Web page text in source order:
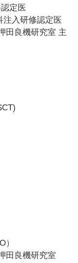
定医
注入研修認定医
田良機研究室 主
田良機研究室